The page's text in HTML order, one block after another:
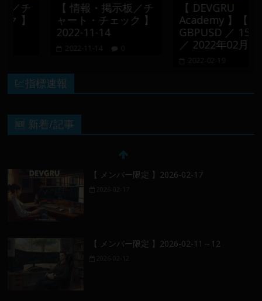
【 情報・掲示板／チ
ャート・チェック 】
2022-11-14
2022-11-14 0
【 DEVGRU
Academy 】【 FX 】
GBPUSD ／ 15分足
／ 2022年02月16日
2022-02-19
💹指標速報
🆕 新着/記事
【 メンバー限定 】2026-02-17
【 メンバー限定 】2026-02-11～12